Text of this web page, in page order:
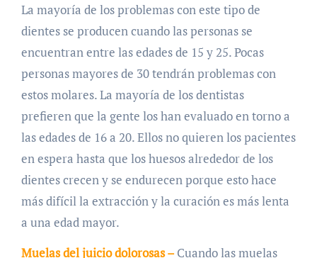
La mayoría de los problemas con este tipo de
dientes se producen cuando las personas se
encuentran entre las edades de 15 y 25. Pocas
personas mayores de 30 tendrán problemas con
estos molares. La mayoría de los dentistas
prefieren que la gente los han evaluado en torno a
las edades de 16 a 20. Ellos no quieren los pacientes
en espera hasta que los huesos alrededor de los
dientes crecen y se endurecen porque esto hace
más difícil la extracción y la curación es más lenta
a una edad mayor.
Muelas del juicio dolorosas – Cuando las muelas